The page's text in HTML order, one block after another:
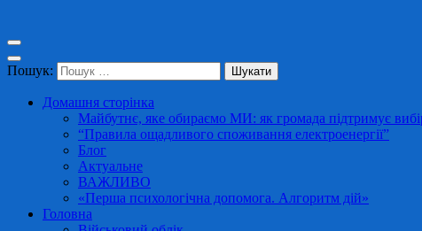
Пошук:
Домашня сторінка
Майбутнє, яке обираємо МИ: як громада підтримує
“Правила ощадливого споживання електроенергії”
Блог
Актуальне
ВАЖЛИВО
«Перша психологічна допомога. Алгоритм дій»
Головна